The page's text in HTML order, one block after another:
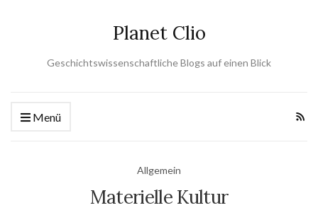
Planet Clio
Geschichtswissenschaftliche Blogs auf einen Blick
Menü
Allgemein
Materielle Kultur